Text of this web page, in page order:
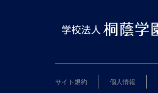
サイト規約 個人情報